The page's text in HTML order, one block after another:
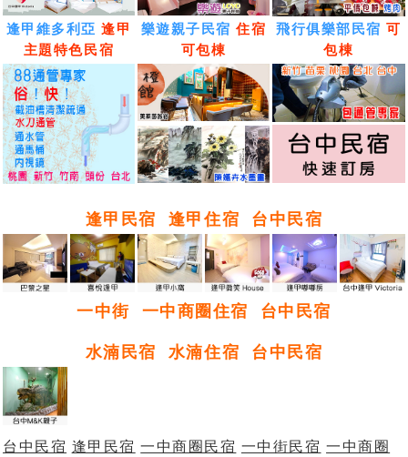
逢甲維多利亞 逢甲
主題特色民宿
樂遊親子民宿 住宿
可包棟
飛行俱樂部民宿 可
包棟
逢甲民宿 逢甲住宿 台中民宿
一中街 一中商圈住宿 台中民宿
水湳民宿 水湳住宿 台中民宿
台中民宿 逢甲民宿 一中商圈民宿 一中街民宿 一中商圈